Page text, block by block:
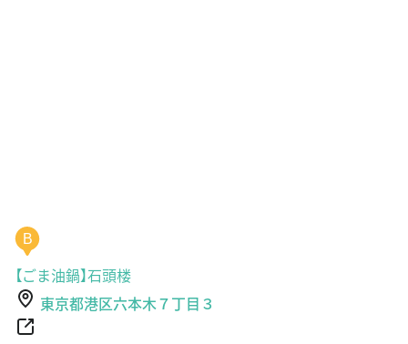
B
【ごま油鍋】石頭楼
東京都港区六本木７丁目３